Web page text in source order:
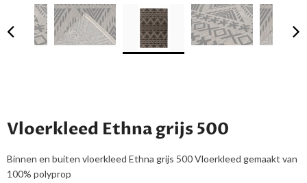
Vloerkleed Ethna grijs 500
Binnen en buiten vloerkleed Ethna grijs 500 Vloerkleed gemaakt van
100% polyprop